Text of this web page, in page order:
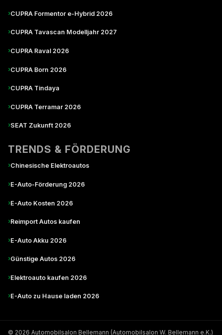
›CUPRA Formentor e-Hybrid 2026
›CUPRA Tavascan Modelljahr 2027
›CUPRA Raval 2026
›CUPRA Born 2026
›CUPRA Tindaya
›CUPRA Terramar 2026
›SEAT Zukunft 2026
TRENDS & FÖRDERUNG
›Chinesische Elektroautos
›E-Auto-Förderung 2026
›E-Auto Kosten 2026
›Reimport Autos kaufen
›E-Auto Akku 2026
›Günstige Autos 2026
›Elektroauto kaufen 2026
›E-Auto zu Hause laden 2026
© 2026 Automobilsalon Bellemann (Automobilsalon W. Bellemann e.K.)